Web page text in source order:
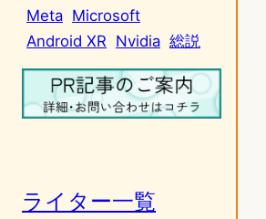
Meta Microsoft
Android XR Nvidia 総説
ライター一覧